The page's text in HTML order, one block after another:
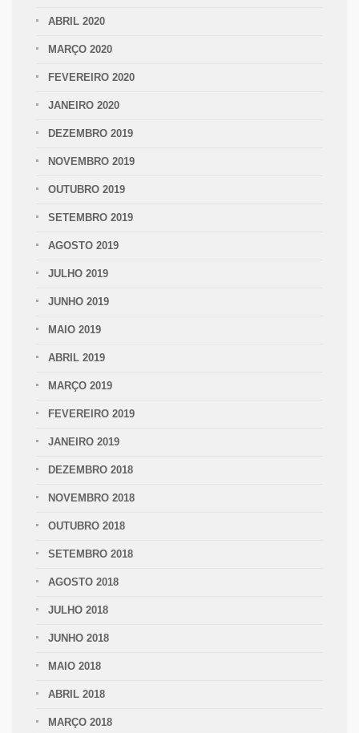
ABRIL 2020
MARÇO 2020
FEVEREIRO 2020
JANEIRO 2020
DEZEMBRO 2019
NOVEMBRO 2019
OUTUBRO 2019
SETEMBRO 2019
AGOSTO 2019
JULHO 2019
JUNHO 2019
MAIO 2019
ABRIL 2019
MARÇO 2019
FEVEREIRO 2019
JANEIRO 2019
DEZEMBRO 2018
NOVEMBRO 2018
OUTUBRO 2018
SETEMBRO 2018
AGOSTO 2018
JULHO 2018
JUNHO 2018
MAIO 2018
ABRIL 2018
MARÇO 2018